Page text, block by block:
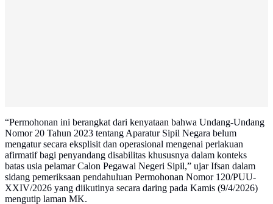
“Permohonan ini berangkat dari kenyataan bahwa Undang-Undang
Nomor 20 Tahun 2023 tentang Aparatur Sipil Negara belum
mengatur secara eksplisit dan operasional mengenai perlakuan
afirmatif bagi penyandang disabilitas khususnya dalam konteks
batas usia pelamar Calon Pegawai Negeri Sipil,” ujar Ifsan dalam
sidang pemeriksaan pendahuluan Permohonan Nomor 120/PUU-
XXIV/2026 yang diikutinya secara daring pada Kamis (9/4/2026)
mengutip laman MK.